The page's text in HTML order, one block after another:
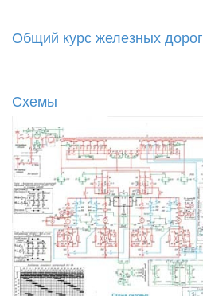
Общий курс железных дорог
Схемы